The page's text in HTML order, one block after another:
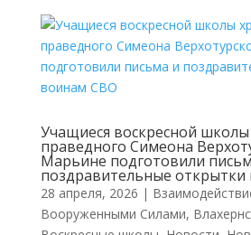
Учащиеся воскресной школы
праведного Симеона
Марьине подготовили
поздравительные
28 апреля, 2026 |
Вооруженными Силами,